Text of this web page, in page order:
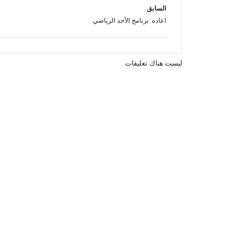
السابق
اعاده :برنامج الأحد الرياضي
ليست هناك تعليقات